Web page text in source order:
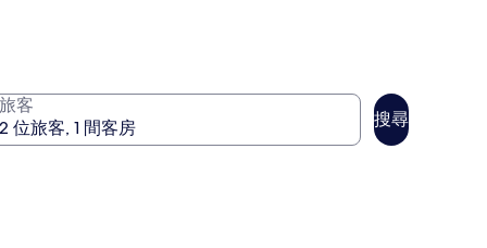
旅客
搜尋